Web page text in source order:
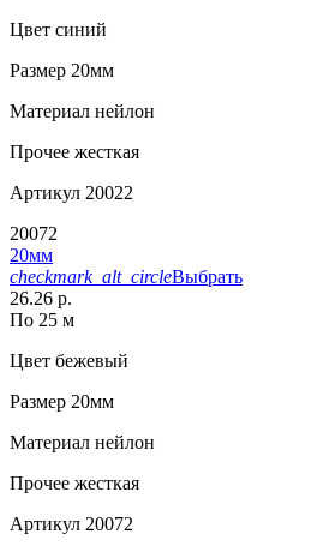
Цвет синий
Размер 20мм
Материал нейлон
Прочее жесткая
Артикул 20022
20072
20мм
checkmark_alt_circleВыбрать
26.26 р.
По 25 м
Цвет бежевый
Размер 20мм
Материал нейлон
Прочее жесткая
Артикул 20072